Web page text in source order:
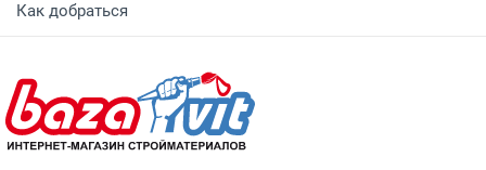
Как добраться